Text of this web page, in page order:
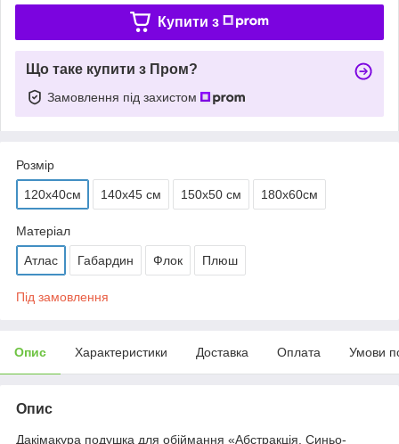
Купити з
Що таке купити з Пром?
Замовлення під захистом
Розмір
120х40см 140х45 см 150х50 см 180х60см
Матеріал
Атлас Габардин Флок Плюш
Під замовлення
Опис Характеристики Доставка Оплата Умови
Опис
Дакімакура подушка для обіймання «Абстракція. Синьо-